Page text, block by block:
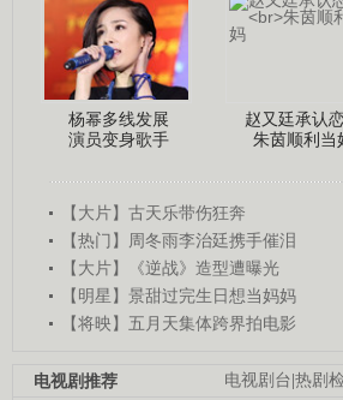
杨幂多线发展
演员变身歌手
赵又廷承认
朱茵顺利当
【大片】古天乐带伤狂奔
【热门】周冬雨李治廷携手催泪
【大片】《逆战》造型遭曝光
【明星】景甜过完生日想当妈妈
【将映】五月天集体跨界拍电影
电视剧台|热剧
电视剧推荐